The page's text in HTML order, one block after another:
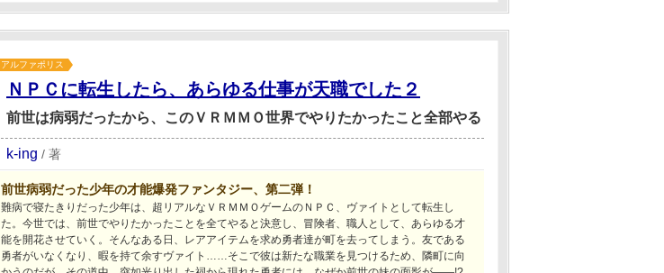
アルファポリス
ＮＰＣに転生したら、あらゆる仕事が天職でした２
前世は病弱だったから、このＶＲＭＭＯ世界でやりたかったこと全部やる
k-ing / 著
前世病弱だった少年の才能爆発ファンタジー、第二弾！
難病で寝たきりだった少年は、超リアルなＶＲＭＭＯゲームのＮＰＣ、ヴァイトとして転生し
た。今世では、前世でやりたかったことを全てやると決意し、冒険者、職人として、あらゆる才
能を開花させていく。そんなある日、レアアイテムを求め勇者達が町を去ってしまう。友である
勇者がいなくなり、暇を持て余すヴァイト……そこで彼は新たな職業を見つけるため、隣町に向